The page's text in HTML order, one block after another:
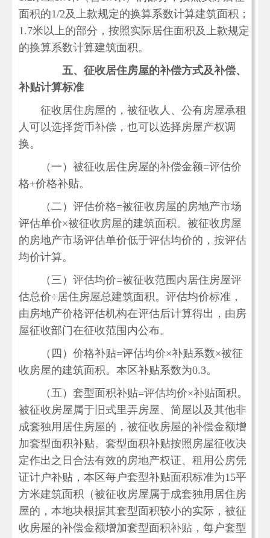
面积的1/2及上款规定的换算系数计算建筑面积；
1.7米以上的部分，按照实际居住面积及上款规定
的换算系数计算建筑面积。
五、征收居住房屋的补偿方式及补偿、
补贴计算标准
征收居住房屋的，被征收人、公有房屋承租
人可以选择货币补偿，也可以选择房屋产权调
换。
（一）被征收居住房屋的补偿金额=评估价
格+价格补贴。
（二）评估价格=被征收房屋的房地产市场
评估单价×被征收房屋的建筑面积。被征收房屋
的房地产市场评估单价低于评估均价的，按评估
均价计算。
（三）评估均价=被征收范围内居住房屋评
估总价÷居住房屋总建筑面积。评估均价标准，
由房地产价格评估机构在评估后计算得出，由房
屋征收部门在征收范围内公布。
（四）价格补贴=评估均价×补贴系数×被征
收房屋的建筑面积。本区补贴系数为0.3。
（五）套型面积补贴=评估均价×补贴面积。
被征收房屋属于旧式里弄房屋、简屋以及其他非
成套独用居住房屋的，被征收房屋的补偿金额增
加套型面积补贴。套型面积补贴按照房屋征收决
定作出之日合法有效的房地产权证、租用公房凭
证计户补贴，本区每户套型补贴面积标准为15平
方米建筑面积（被征收房屋属于成套独用居住房
屋的，本地块根据其套型面积较小的实际，被征
收房屋的补偿金额增加套型面积补贴，每户套型